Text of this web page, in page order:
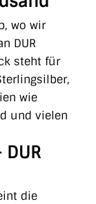
wo wir
DUR
steht für
wie
und vielen
die